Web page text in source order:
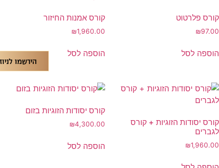
קורס פלרטוט
₪97.00
הוספה לסל
קורס אמנות החיזור
₪1,960.00
הוספה לסל
קורס יסודות הזוגיות + קורס
לגברים
₪1,960.00
קורס יסודות הזוגיות בזום
₪4,300.00
הוספה לסל
הירשמו